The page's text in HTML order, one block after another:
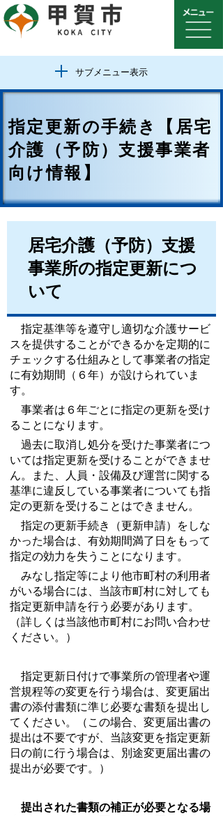
サブメニュー表示
指定更新の手続き【居宅
介護（予防）支援事業者
向け情報】
居宅介護（予防）支援
事業所の指定更新につ
いて
指定基準等を遵守し適切な介護サービ
スを提供することができるかを定期的に
チェックする仕組みとして事業者の指定
に有効期間（６年）が設けられていま
す。
事業者は６年ごとに指定の更新を受け
ることになります。
過去に取消し処分を受けた事業者につ
いては指定更新を受けることができませ
ん。また、人員・設備及び運営に関する
基準に違反している事業者についても指
定の更新を受けることはできません。
指定の更新手続き（更新申請）をしな
かった場合は、有効期間満了日をもって
指定の効力を失うことになります。
みなし指定等により他市町村の利用者
がいる場合には、当該市町村に対しても
指定更新申請を行う必要があります。
（詳しくは当該他市町村にお問い合わせ
ください。）
指定更新日付けで事業所の管理者や運
営規程等の変更を行う場合は、変更届出
書の添付書類に準じ必要な書類を提出し
てください。（この場合、変更届出書の
提出は不要ですが、当該変更を指定更新
日の前に行う場合は、別途変更届出書の
提出が必要です。）
提出された書類の補正が必要となる場